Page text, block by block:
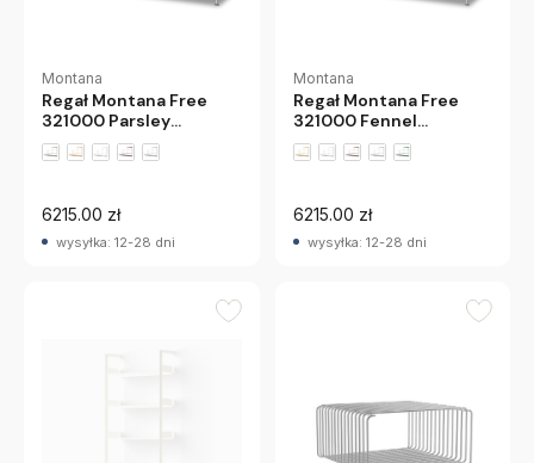
Montana
Regał Montana Free
321000 Parsley
Montana
6215.00 zł
wysyłka: 12-28 dni
Montana
Regał Montana Free
321000 Fennel
Montana
6215.00 zł
wysyłka: 12-28 dni